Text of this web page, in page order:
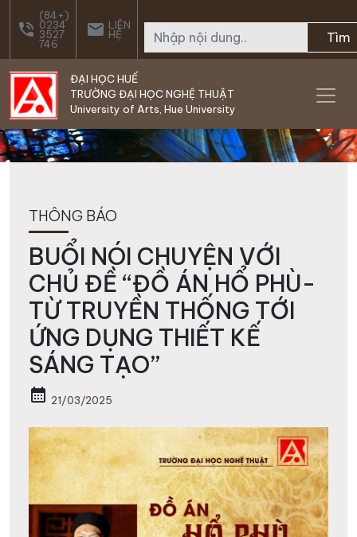
Skip to main content
phone_in_talk
(84+)
0234
3527
746
email LIÊN
HỆ Tìm
ĐẠI HỌC HUẾ
TRƯỜNG ĐẠI HỌC NGHỆ THUẬT
University of Arts, Hue University
THÔNG BÁO
BUỔI NÓI CHUYỆN VỚI
CHỦ ĐỀ “ĐỒ ÁN HỔ PHÙ-
TỪ TRUYỀN THỐNG TỚI
ỨNG DỤNG THIẾT KẾ
SÁNG TẠO”
calendar_month 21/03/2025